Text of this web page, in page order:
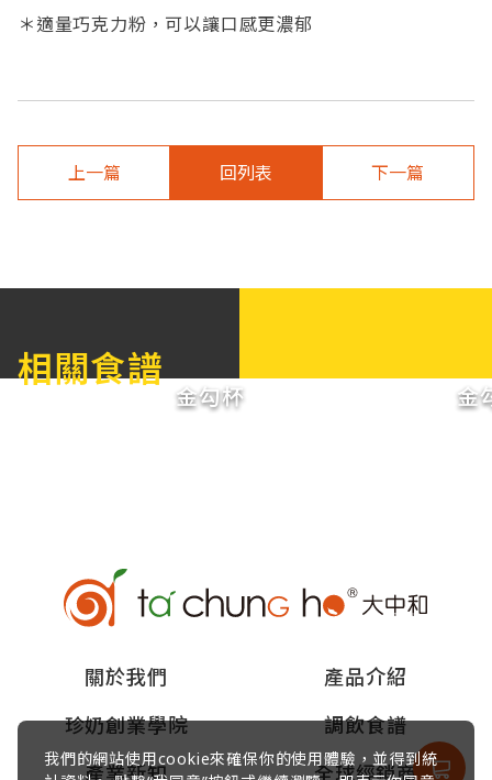
＊適量巧克力粉，可以讓口感更濃郁
上一篇 回列表 下一篇
相關食譜
金勾杯 金
關於我們
產品介紹
珍奶創業學院
調飲食譜
產業新知
全球經銷商
我們的網站使用cookie來確保你的使用體驗，並得到統